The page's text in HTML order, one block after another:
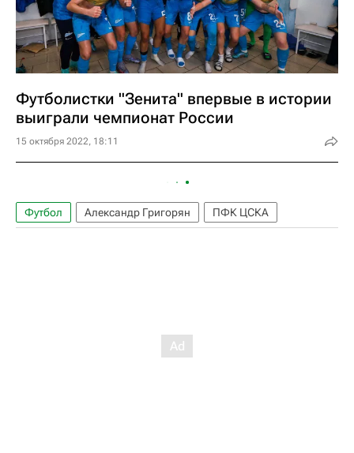
Футболистки "Зенита" впервые в истории
выиграли чемпионат России
15 октября 2022, 18:11
Футбол Александр Григорян ПФК ЦСКА